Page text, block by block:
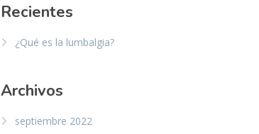
Recientes
¿Qué es la lumbalgia?
Archivos
septiembre 2022